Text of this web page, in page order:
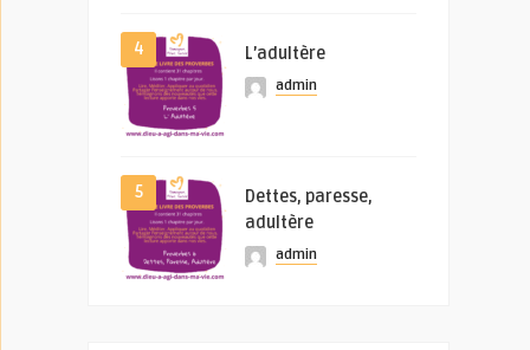
4 L’adultère
admin
5
Dettes, paresse,
adultère
admin